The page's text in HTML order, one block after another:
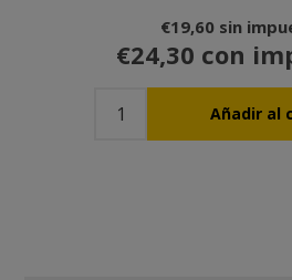
€19,60 sin
€24,30 con